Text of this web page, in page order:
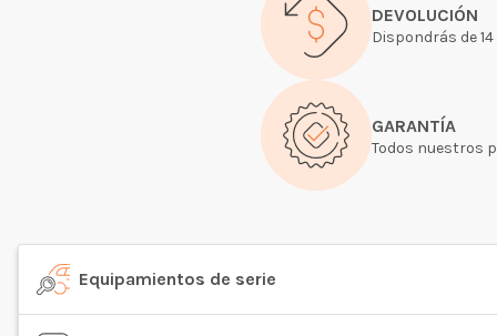
DEVOLUCIÓN
Dispondrás de
GARANTÍA
Todos nuestros
Equipamientos de serie